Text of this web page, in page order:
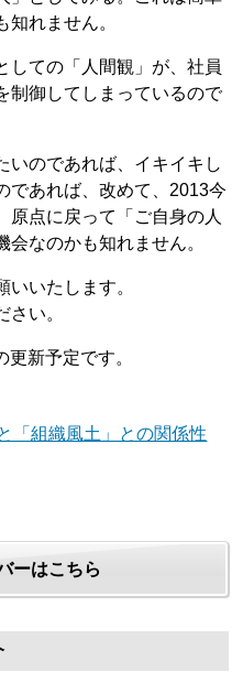
れません。
しての「人間観」が、社員
制御してしまっているので
いのであれば、イキイキし
であれば、改めて、2013今
原点に戻って「ご自身の人
会なのかも知れません。
いたします。
い。
新予定です。
「組織風土」との関係性
ーはこちら